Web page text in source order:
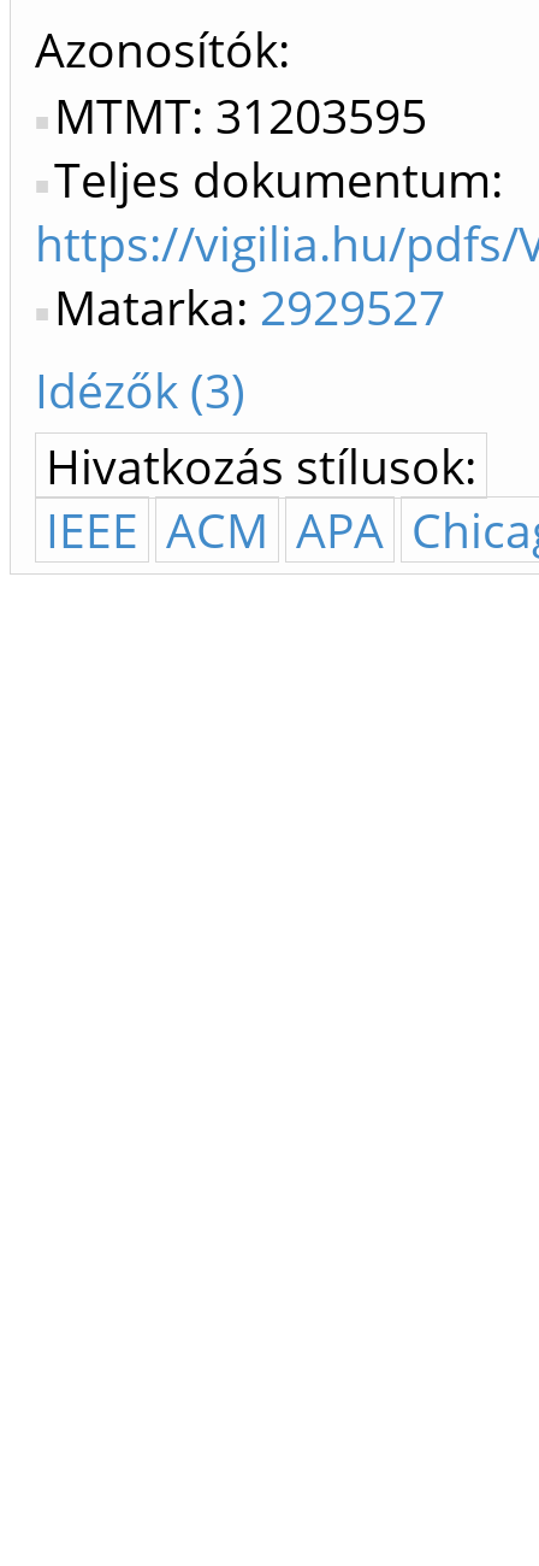
Azonosítók
MTMT: 31203595
Teljes dokumentum:
https://vigilia.hu/pdfs/
Matarka: 2929527
Idézők (3)
Hivatkozás stílusok:
IEEE ACM APA